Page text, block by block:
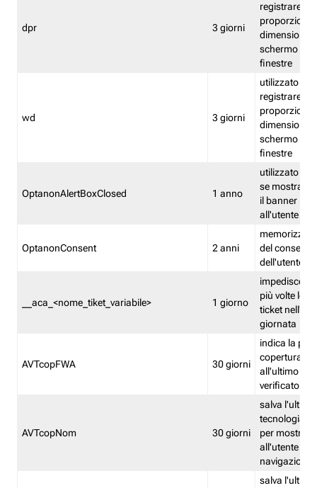
dpr 3 giorni
registrare le
proporzioni
dimensioni
schermo e
finestre
wd 3 giorni
utilizzato per
registrare le
proporzioni
dimensioni
schermo e
finestre
OptanonAlertBoxClosed 1 anno
utilizzato per
se mostrare
il banner
all'utente
OptanonConsent 2 anni
memorizza
del
dell'utente
__aca_<nome_tiket_variabile> 1 giorno
impedisce di
più volte lo
ticket
giornata
AVTcopFWA 30 giorni
indica la
copertura
all'ultimo
verificato
AVTcopNom 30 giorni
salva l'ultima
tecnologia
per
all'utente
navigazione
salva l'ultimo